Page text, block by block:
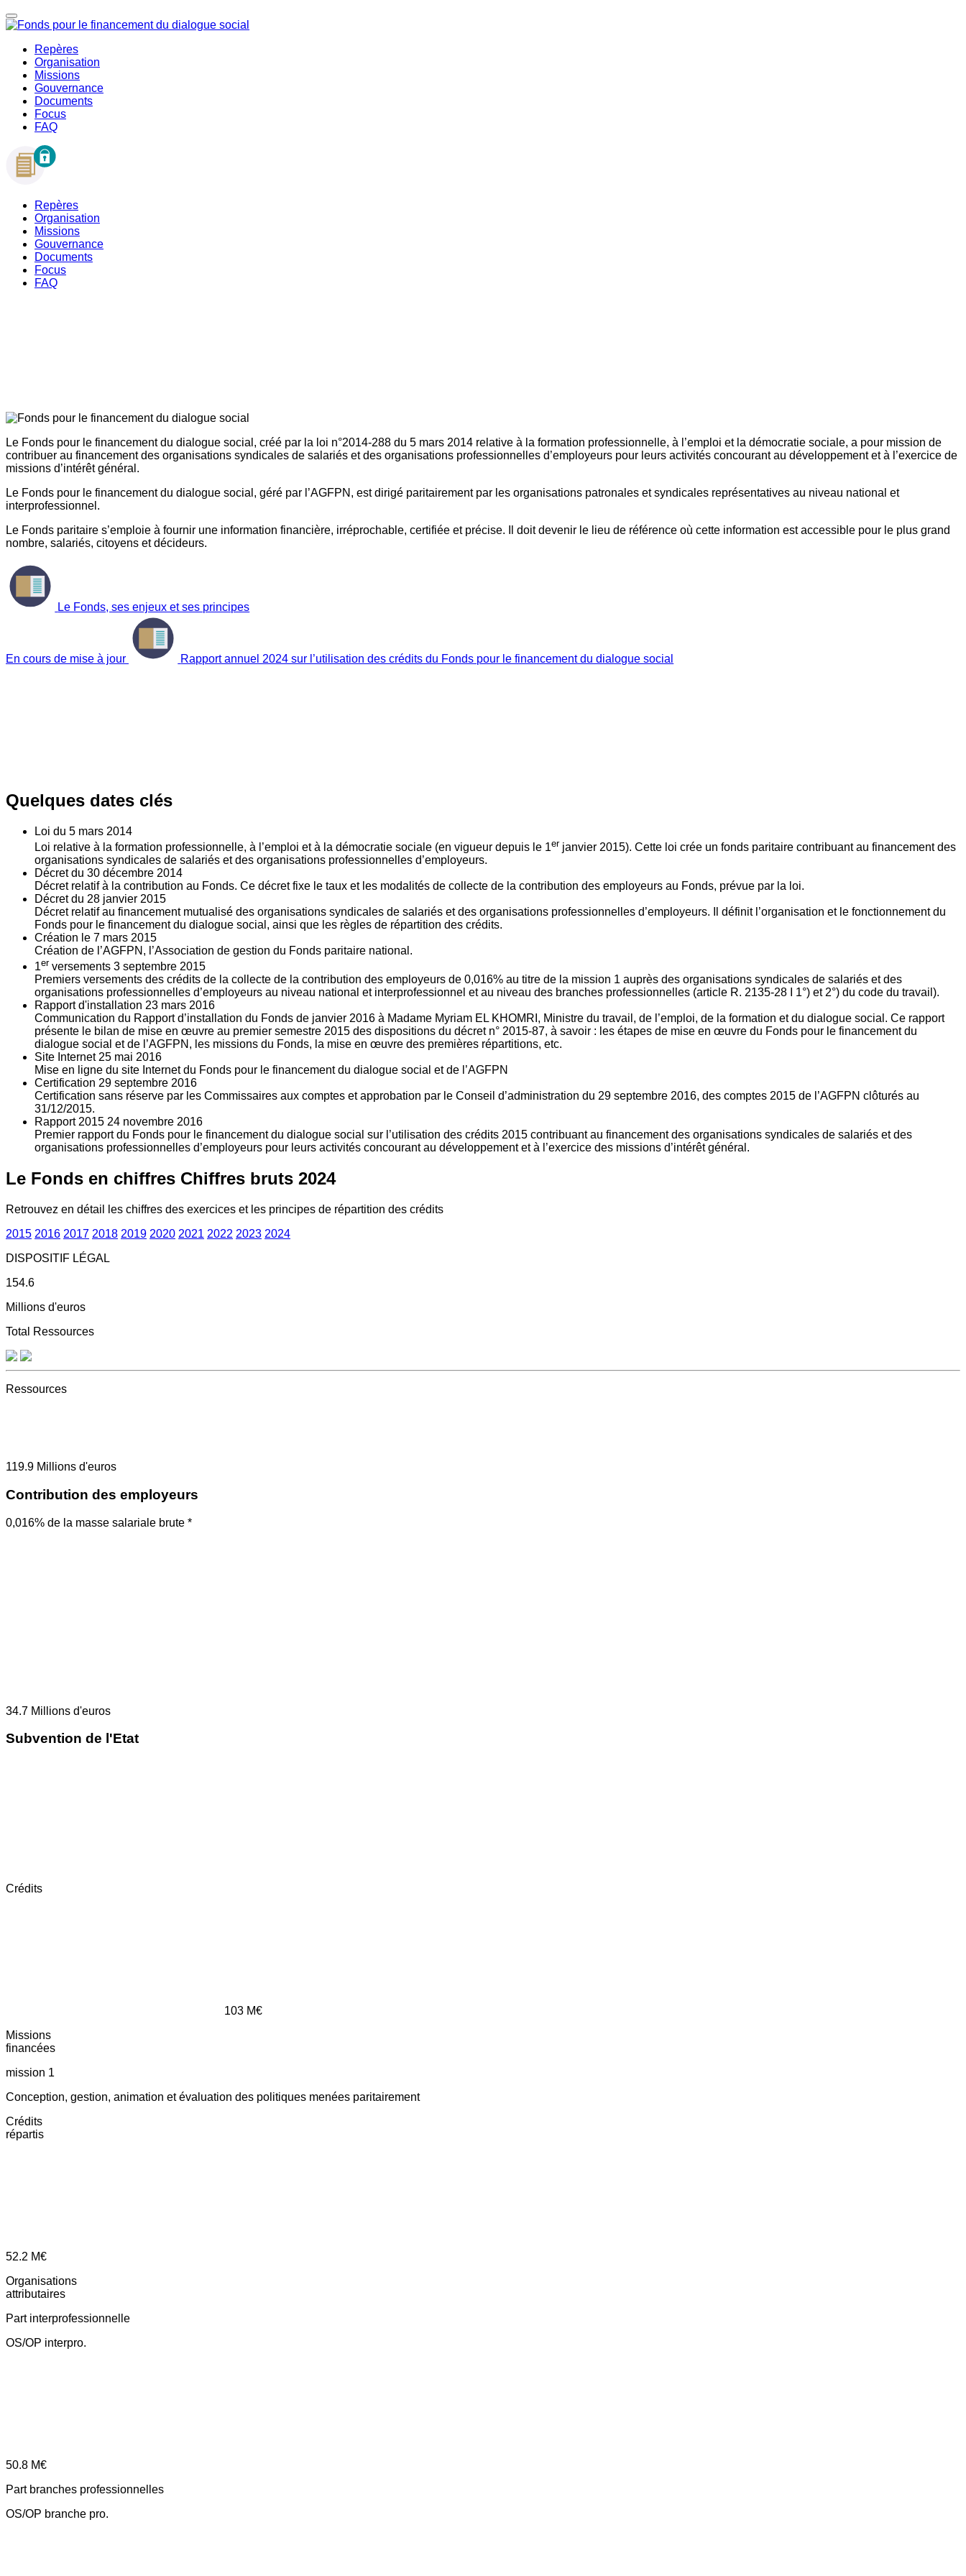
Repères
Organisation
Missions
Gouvernance
Documents
Focus
FAQ
Repères
Organisation
Missions
Gouvernance
Documents
Focus
FAQ
Le Fonds pour le financement du dialogue social, créé par la loi n°2014-288 du 5 mars 2014 relative à la formation professionnelle, à l’emploi et la démocratie sociale, a pour mission de
contribuer au financement des organisations syndicales de salariés et des organisations professionnelles d’employeurs pour leurs activités concourant au développement et à l’exercice de
missions d’intérêt général.
Le Fonds pour le financement du dialogue social, géré par l’AGFPN, est dirigé paritairement par les organisations patronales et syndicales représentatives au niveau national et
interprofessionnel.
Le Fonds paritaire s’emploie à fournir une information financière, irréprochable, certifiée et précise. Il doit devenir le lieu de référence où cette information est accessible pour le plus grand
nombre, salariés, citoyens et décideurs.
Le Fonds, ses enjeux et ses principes
En cours de mise à jour Rapport annuel 2024 sur l’utilisation des crédits du Fonds pour le financement du dialogue social
Quelques dates clés
Loi du 5 mars 2014
Loi relative à la formation professionnelle, à l’emploi et à la démocratie sociale (en vigueur depuis le 1er janvier 2015). Cette loi crée un fonds paritaire contribuant au financement des
organisations syndicales de salariés et des organisations professionnelles d’employeurs.
Décret du 30 décembre 2014
Décret relatif à la contribution au Fonds. Ce décret fixe le taux et les modalités de collecte de la contribution des employeurs au Fonds, prévue par la loi.
Décret du 28 janvier 2015
Décret relatif au financement mutualisé des organisations syndicales de salariés et des organisations professionnelles d’employeurs. Il définit l’organisation et le fonctionnement du
Fonds pour le financement du dialogue social, ainsi que les règles de répartition des crédits.
Création le 7 mars 2015
Création de l’AGFPN, l’Association de gestion du Fonds paritaire national.
1er versements 3 septembre 2015
Premiers versements des crédits de la collecte de la contribution des employeurs de 0,016% au titre de la mission 1 auprès des organisations syndicales de salariés et des
organisations professionnelles d’employeurs au niveau national et interprofessionnel et au niveau des branches professionnelles (article R. 2135‐28 I 1°) et 2°) du code du travail).
Rapport d'installation 23 mars 2016
Communication du Rapport d’installation du Fonds de janvier 2016 à Madame Myriam EL KHOMRI, Ministre du travail, de l’emploi, de la formation et du dialogue social. Ce rapport
présente le bilan de mise en œuvre au premier semestre 2015 des dispositions du décret n° 2015-87, à savoir : les étapes de mise en œuvre du Fonds pour le financement du
dialogue social et de l’AGFPN, les missions du Fonds, la mise en œuvre des premières répartitions, etc.
Site Internet 25 mai 2016
Mise en ligne du site Internet du Fonds pour le financement du dialogue social et de l’AGFPN
Certification 29 septembre 2016
Certification sans réserve par les Commissaires aux comptes et approbation par le Conseil d’administration du 29 septembre 2016, des comptes 2015 de l’AGFPN clôturés au
31/12/2015.
Rapport 2015 24 novembre 2016
Premier rapport du Fonds pour le financement du dialogue social sur l’utilisation des crédits 2015 contribuant au financement des organisations syndicales de salariés et des
organisations professionnelles d’employeurs pour leurs activités concourant au développement et à l’exercice des missions d’intérêt général.
Le Fonds en chiffres Chiffres bruts 2024
Retrouvez en détail les chiffres des exercices et les principes de répartition des crédits
2015 2016 2017 2018 2019 2020 2021 2022 2023 2024
DISPOSITIF LÉGAL
154.6
Millions d'euros
Total Ressources
Ressources
119.9 Millions d'euros
Contribution des employeurs
0,016% de la masse salariale brute *
34.7 Millions d'euros
Subvention de l'Etat
Crédits
103 M€
Missions
financées
mission 1
Conception, gestion, animation et évaluation des politiques menées paritairement
Crédits
répartis
52.2 M€
Organisations
attributaires
Part interprofessionnelle
OS/OP interpro.
50.8 M€
Part branches professionnelles
OS/OP branche pro.